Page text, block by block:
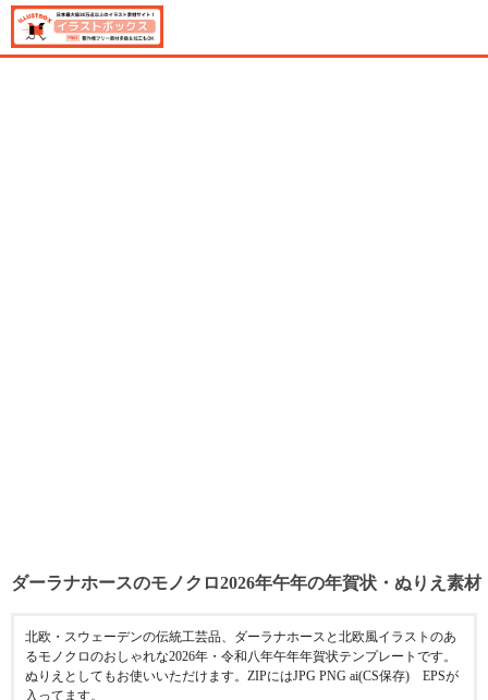
ダーラナホースのモノクロ2026年午年の年賀状・ぬりえ素材
北欧・スウェーデンの伝統工芸品、ダーラナホースと北欧風イラストのあ
るモノクロのおしゃれな2026年・令和八年午年年賀状テンプレートです。
ぬりえとしてもお使いいただけます。ZIPにはJPG PNG ai(CS保存) EPSが
入ってます。